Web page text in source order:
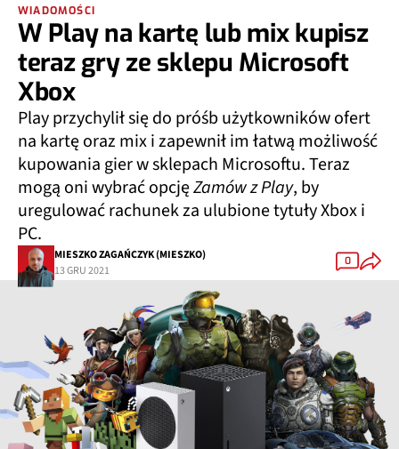
WIADOMOŚCI
W Play na kartę lub mix kupisz
teraz gry ze sklepu Microsoft
Xbox
Play przychylił się do próśb użytkowników ofert
na kartę oraz mix i zapewnił im łatwą możliwość
kupowania gier w sklepach Microsoftu. Teraz
mogą oni wybrać opcjęZamów z Play, by
uregulować rachunek za ulubione tytuły Xbox i
PC.
MIESZKO ZAGAŃCZYK (MIESZKO)
13 GRU 2021
0